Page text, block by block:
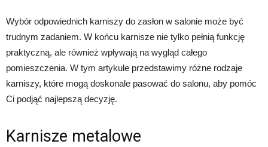
Wybór odpowiednich karniszy do zasłon w salonie może być
trudnym zadaniem. W końcu karnisze nie tylko pełnią funkcję
praktyczną, ale również wpływają na wygląd całego
pomieszczenia. W tym artykule przedstawimy różne rodzaje
karniszy, które mogą doskonale pasować do salonu, aby pomóc
Ci podjąć najlepszą decyzję.
Karnisze metalowe